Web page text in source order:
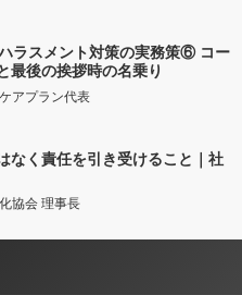
ラスメント対策の実務策⑥ コー
最後の挨拶時の名乗り
アプラン代表
なく責任を引き受けること｜社
協会 理事長